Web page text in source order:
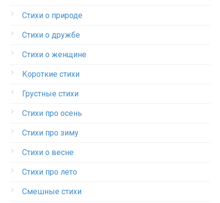
Стихи о природе
Стихи о дружбе
Стихи о женщине
Короткие стихи
Грустные стихи
Стихи про осень
Стихи про зиму
Стихи о весне
Стихи про лето
Смешные стихи